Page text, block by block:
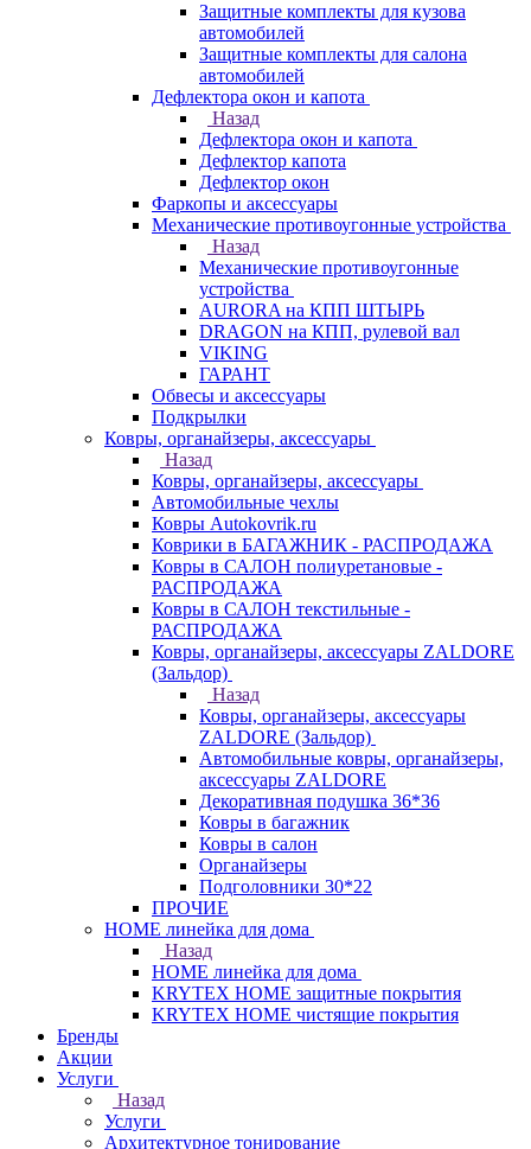
Защитные комплекты для кузова
автомобилей
Защитные комплекты для салона
автомобилей
Дефлектора окон и капота
Назад
Дефлектора окон и капота
Дефлектор капота
Дефлектор окон
Фаркопы и аксессуары
Механические противоугонные устройства
Назад
Механические противоугонные
устройства
AURORA на КПП ШТЫРЬ
DRAGON на КПП, рулевой вал
VIKING
ГАРАНТ
Обвесы и аксессуары
Подкрылки
Ковры, органайзеры, аксессуары
Назад
Ковры, органайзеры, аксессуары
Автомобильные чехлы
Ковры Autokovrik.ru
Коврики в БАГАЖНИК - РАСПРОДАЖА
Ковры в САЛОН полиуретановые -
РАСПРОДАЖА
Ковры в САЛОН текстильные -
РАСПРОДАЖА
Ковры, органайзеры, аксессуары ZALDORE
(Зальдор)
Назад
Ковры, органайзеры, аксессуары
ZALDORE (Зальдор)
Автомобильные ковры, органайзеры,
аксессуары ZALDORE
Декоративная подушка 36*36
Ковры в багажник
Ковры в салон
Органайзеры
Подголовники 30*22
ПРОЧИЕ
HOME линейка для дома
Назад
HOME линейка для дома
KRYTEX HOME защитные покрытия
KRYTEX HOME чистящие покрытия
Бренды
Акции
Услуги
Назад
Услуги
Архитектурное тонирование